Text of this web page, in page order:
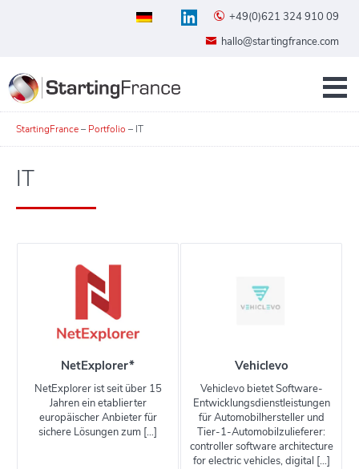
+49(0)621 324 910 09
hallo@startingfrance.com
StartingFrance– Portfolio – IT
IT
NetExplorer*
NetExplorer ist seit über 15
Jahren ein etablierter
europäischer Anbieter für
sichere Lösungen zum […]
Vehiclevo
Vehiclevo bietet Software-
Entwicklungsdienstleistungen
für Automobilhersteller und
Tier-1-Automobilzulieferer:
controller software architecture
for electric vehicles, digital […]